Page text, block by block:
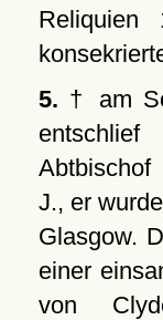
5. † am
Abtbischof
J., er
Glasgow.
einer
von